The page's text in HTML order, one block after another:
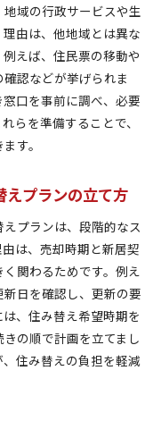
域の行政サービスや生
由は、他地域とは異な
えば、住民票の移動や
認などが挙げられま
口を事前に調べ、必要
らを準備することで、
す。
えプランの立て方
プランは、段階的なス
は、売却時期と新居契
関わるためです。例え
日を確認し、更新の要
、住み替え希望時期を
の順で計画を立てまし
住み替えの負担を軽減